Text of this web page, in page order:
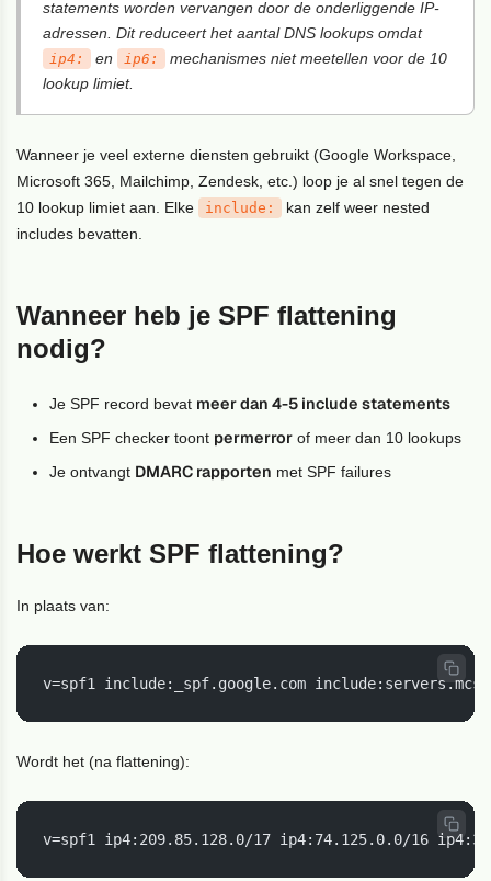
statements worden vervangen door de onderliggende IP-
adressen. Dit reduceert het aantal DNS lookups omdat
ip4: en ip6:
mechanismes niet meetellen voor de 10
lookup limiet.
Wanneer je veel externe diensten gebruikt (Google Workspace,
Microsoft 365, Mailchimp, Zendesk, etc.) loop je al snel tegen de
10 lookup limiet aan. Elke
include:
kan zelf weer nested
includes bevatten.
Wanneer heb je SPF flattening
nodig?
Je SPF record bevat meer dan 4-5 include statements
Een SPF checker toont permerror of meer dan 10 lookups
Je ontvangt DMARC rapporten met SPF failures
Hoe werkt SPF flattening?
In plaats van:
v=spf1 include:_spf.google.com
Wordt het (na flattening):
v=spf1 ip4:209.85.128.0/17 ip4:74.125.0.0/16